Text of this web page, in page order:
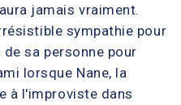
jamais vraiment.
sympathie pour
sa personne pour
lorsque Nane, la
à l'improviste dans